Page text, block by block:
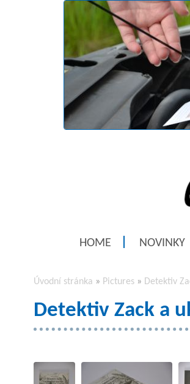
HOME NOVINKY
Úvodní stránka » Pictures » Detektiv
Detektiv Zack a